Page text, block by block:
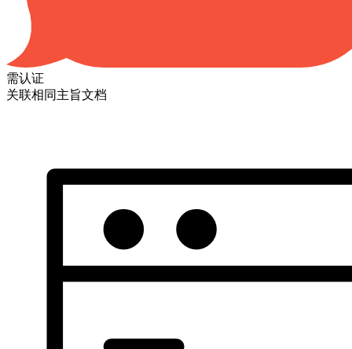
需认证
关联相同主旨文档